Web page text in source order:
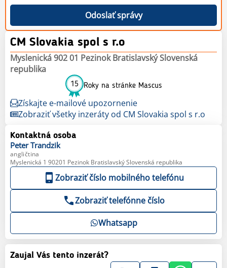
Odoslať správy
CM Slovakia spol s r.o
Myslenická 902 01 Pezinok Bratislavský Slovenská
republika
15 Roky na stránke Mascus
Získajte e-mailové upozornenie
Zobraziť všetky inzeráty od CM Slovakia spol s r.o
Kontaktná osoba
Peter Trandzik
angličtina
Myslenická 1 90201 Pezinok Bratislavský Slovenská republika
Zobraziť číslo mobilného telefónu
Zobraziť telefónne číslo
Whatsapp
Zaujal Vás tento inzerát?